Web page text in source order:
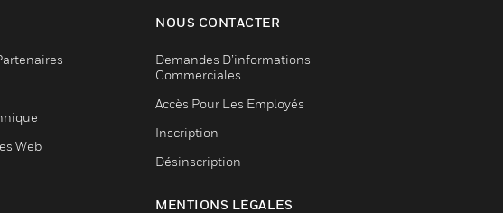
Web
NOUS CONTACTER
Demandes D’informations
Commerciales
Accès Pour Les Employés
Inscription
Désinscription
MENTIONS LÉGALES